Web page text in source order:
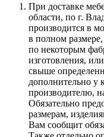
При доставке
области, по г.
производится в
в полном
по некоторым
изготовления,
свыше
дополнительно у
производителю,
Обязательно
размерам,
Вам сообщит